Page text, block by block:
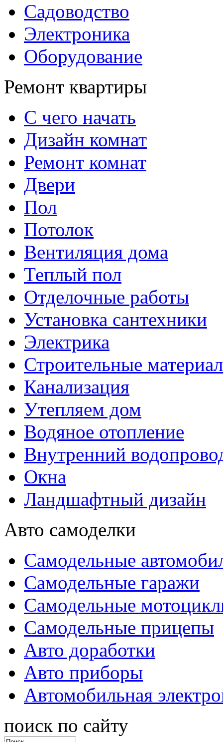
Садоводство
Электроника
Оборудование
Ремонт квартиры
С чего начать
Дизайн комнат
Ремонт комнат
Двери
Пол
Потолок
Вентиляция дома
Теплый пол
Отделочные работы
Установка сантехники
Электрика
Строительные
Канализация
Утепляем дом
Водяное отопление
Внутренний
Окна
Ландшафтный дизайн
Авто самоделки
Самодельные
Самодельные гаражи
Самодельные
Самодельные прицепы
Авто доработки
Авто приборы
Автомобильная
поиск по сайту